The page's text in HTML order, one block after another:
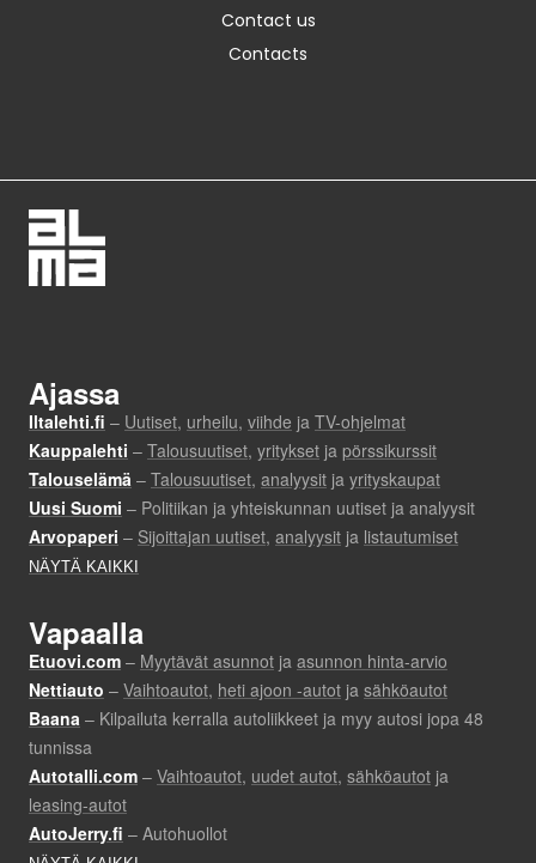
Contact us
Contacts